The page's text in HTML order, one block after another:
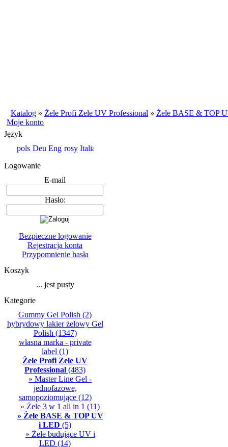
Katalog » Żele Profi Zele UV Professional » Żele BASE & TOP
Moje konto
Język
Logowanie
E-mail
Hasło:
Bezpieczne logowanie
Rejestracja konta
Przypomnienie hasła
Koszyk
... jest pusty
Kategorie
Gummy Gel Polish (2)
hybrydowy lakier żelowy Gel
Polish (1347)
własna marka - private
label (1)
Żele Profi Zele UV
Professional (483)
» Master Line Gel -
jednofazowe,
samopoziomujące(12)
» Żele 3 w 1 all in 1 (11)
» Żele BASE & TOP UV
i LED (5)
» Żele budujące UV i
LED (14)